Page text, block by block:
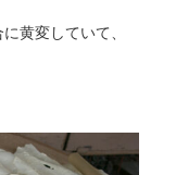
黄変していて、